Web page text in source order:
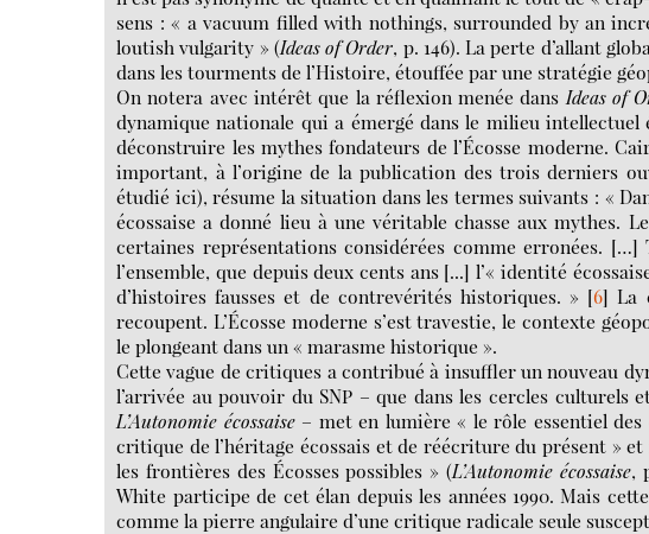
sens : « a vacuum filled with nothings, surrounded by an
loutish vulgarity » (Ideas of Order, p. 146). La perte d’allant
dans les tourments de l’Histoire, étouffée par une stratégie
On notera avec intérêt que la réflexion menée dans Ideas of
dynamique nationale qui a émergé dans le milieu intellectuel
déconstruire les mythes fondateurs de l’Écosse moderne.
important, à l’origine de la publication des trois derniers
étudié ici), résume la situation dans les termes suivants : «
écossaise a donné lieu à une véritable chasse aux mythes.
certaines représentations considérées comme erronées. […]
l’ensemble, que depuis deux cents ans [...] l’« identité
d’histoires fausses et de contrevérités historiques. » [6] La
recoupent. L’Écosse moderne s’est travestie, le contexte
le plongeant dans un « marasme historique ».
Cette vague de critiques a contribué à insuffler un nouveau
l’arrivée au pouvoir du SNP – que dans les cercles
L’Autonomie écossaise– met en lumière « le rôle essentiel
critique de l’héritage écossais et de réécriture du présent »
les frontières des Écosses possibles » (L’Autonomie écossaise,
White participe de cet élan depuis les années 1990. Mais
comme la pierre angulaire d’une critique radicale seule